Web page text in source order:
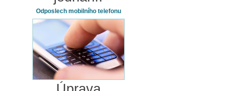
Odposlech mobilního telefonu